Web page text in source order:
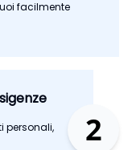
facilmente
personali,
2